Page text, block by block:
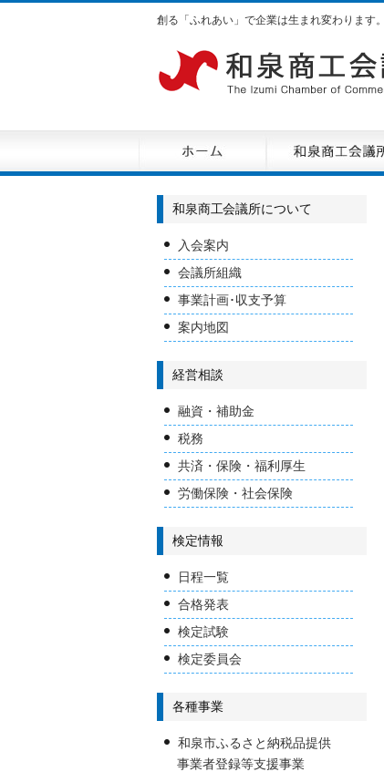
創る「ふれあい」で企業は生まれ変わります
和泉商工会議所について
入会案内
会議所組織
事業計画･収支予算
案内地図
経営相談
融資・補助金
税務
共済・保険・福利厚生
労働保険・社会保険
検定情報
日程一覧
合格発表
検定試験
検定委員会
各種事業
和泉市ふるさと納税品提供
事業者登録等支援事業